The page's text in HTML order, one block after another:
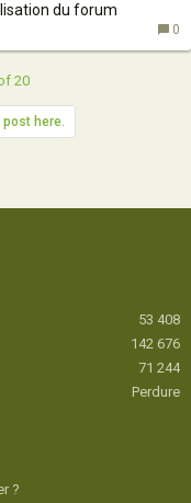
du forum
0
20
here.
53 408
142 676
71 244
Perdure
?